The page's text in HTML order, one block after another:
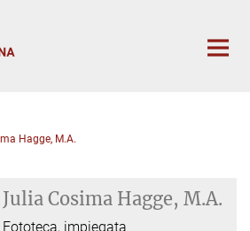
Hagge, M.A.
Julia Cosima Hagge, M.A.
Fototeca, impiegata